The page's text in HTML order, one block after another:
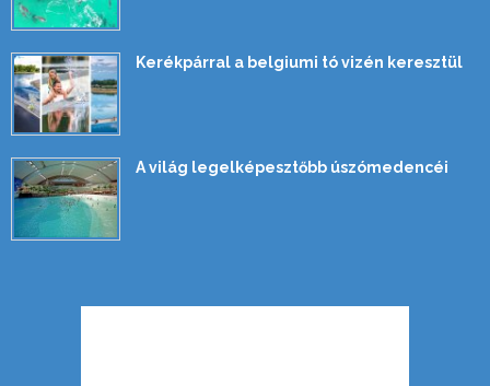
Kerékpárral a belgiumi tó vizén keresztül
A világ legelképesztőbb úszómedencéi